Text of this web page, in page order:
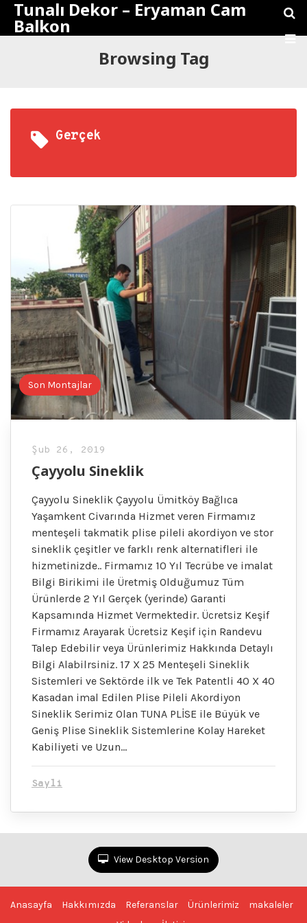
Tunalı Dekor – Eryaman Cam
Balkon
Browsing Tag
Gerçek
Son Montajlar
Şub 26, 2019
Çayyolu Sineklik
Çayyolu Sineklik Çayyolu Ümitköy Bağlıca
Yaşamkent Civarında Hizmet veren Firmamız
menteşeli takmatik plise pileli akordiyon ve stor
sineklik çeşitler ve farklı renk alternatifleri ile
hizmetinizde.. Firmamız 10 Yıl Tecrübe ve imalat
Bilgi Birikimi ile Üretmiş Olduğumuz Tüm
Ürünlerde 2 Yıl Gerçek (yerinde) Garanti
Kapsamında Hizmet Vermektedir. Ücretsiz Keşif
Firmamız Arayarak Ücretsiz Keşif için Randevu
Talep Edebilir veya Ürünlerimiz Hakkında Detaylı
Bilgi Alabilrsiniz. 17 X 25 Menteşeli Sineklik
Sistemleri ve Sektörde ilk ve Tek Patentli 40 X 40
Kasadan imal Edilen Plise Pileli Akordiyon
Sineklik Serimiz Olan TUNA PLİSE ile Büyük ve
Geniş Plise Sineklik Sistemlerine Kolay Hareket
Kabiliyeti ve Uzun…
Sayli
View Desktop Version
Anasayfa Hakkımızda Referanslar Ürünlerimiz
makaleler